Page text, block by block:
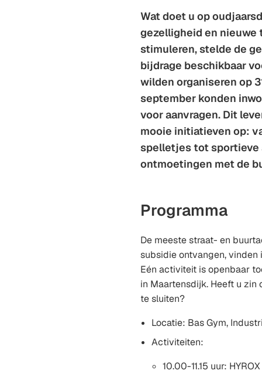
Wat doet u op
gezelligheid en nieuwe
stimuleren, stelde de
bijdrage beschikbaar
wilden organiseren op
september konden
voor aanvragen. Dit
mooie initiatieven op:
spelletjes tot
ontmoetingen met de
Programma
De meeste straat- en
subsidie ontvangen,
Eén activiteit is openbaar
in Maartensdijk. Heeft u
te sluiten?
Locatie: Bas Gym,
Activiteiten:
10.00-11.15 uur: